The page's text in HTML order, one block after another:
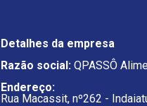
Detalhes da empresa
Razão social: QPASSÔ
Endereço:
Rua Macassit, nº262 -